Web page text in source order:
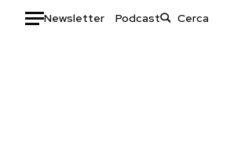
Newsletter Podcast